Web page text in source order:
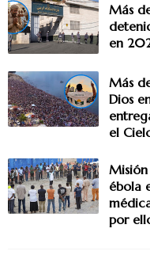
Más
en
Más
Dios
el
ébola
por